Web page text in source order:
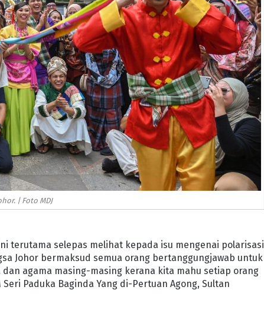
| Foto MDJ
terutama selepas melihat kepada isu mengenai polarisasi
Johor bermaksud semua orang bertanggungjawab untuk
agama masing-masing kerana kita mahu setiap orang
Paduka Baginda Yang di-Pertuan Agong, Sultan